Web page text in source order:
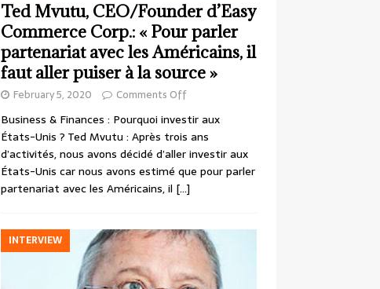
Ted Mvutu, CEO/Founder d’Easy
Commerce Corp.: « Pour parler
partenariat avec les Américains, il
faut aller puiser à la source »
February 5, 2020 Comments Off
Business & Finances : Pourquoi investir aux
États-Unis ? Ted Mvutu : Après trois ans
d’activités, nous avons décidé d’aller investir aux
États-Unis car nous avons estimé que pour parler
partenariat avec les Américains, il […]
INTERVIEW